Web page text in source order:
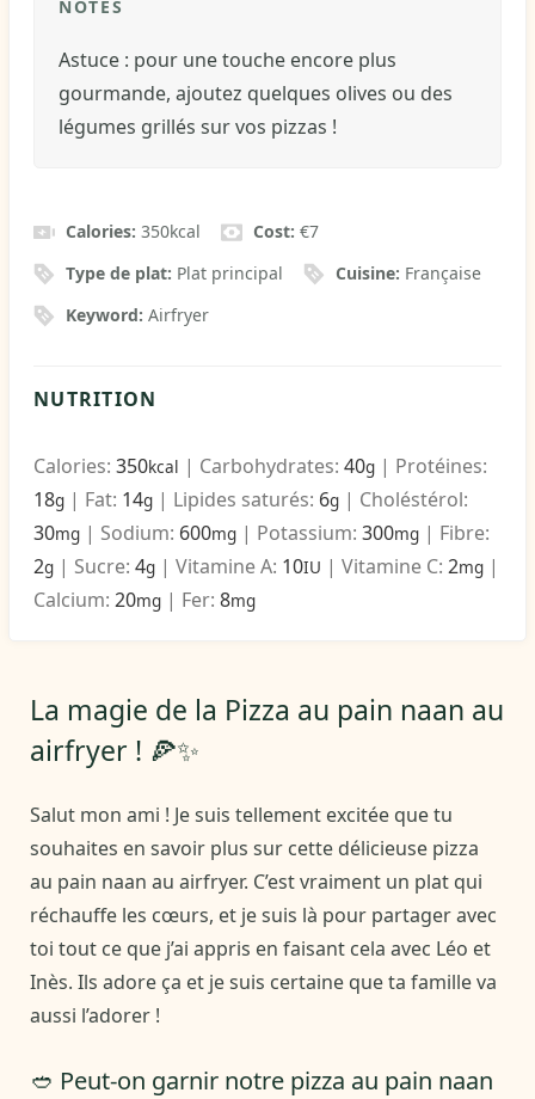
NOTES
Astuce : pour une touche encore plus
gourmande, ajoutez quelques olives ou des
légumes grillés sur vos pizzas !
Calories:350kcal Cost:€7
Type de plat: Plat principal Cuisine: Française
Keyword:Airfryer
NUTRITION
Calories: 350kcal | Carbohydrates: 40g | Protéines:
18g | Fat: 14g | Lipides saturés: 6g | Choléstérol:
30mg | Sodium: 600mg | Potassium: 300mg | Fibre:
2g | Sucre: 4g | Vitamine A: 10IU | Vitamine C: 2mg |
Calcium: 20mg | Fer: 8mg
La magie de la Pizza au pain naan au
airfryer ! 🍕✨
Salut mon ami ! Je suis tellement excitée que tu
souhaites en savoir plus sur cette délicieuse pizza
au pain naan au airfryer. C’est vraiment un plat qui
réchauffe les cœurs, et je suis là pour partager avec
toi tout ce que j’ai appris en faisant cela avec Léo et
Inès. Ils adore ça et je suis certaine que ta famille va
aussi l’adorer !
🥙 Peut-on garnir notre pizza au pain naan